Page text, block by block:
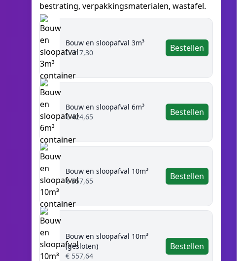
bestrating, verpakkingsmaterialen, wastafel.
Bouw en sloopafval 3m³
€ 317,30
Bestellen
Bouw en sloopafval 6m³
€ 424,65
Bestellen
Bouw en sloopafval 10m³
€ 557,65
Bestellen
Bouw en sloopafval 10m³
(gesloten)
€ 557,64
Bestellen